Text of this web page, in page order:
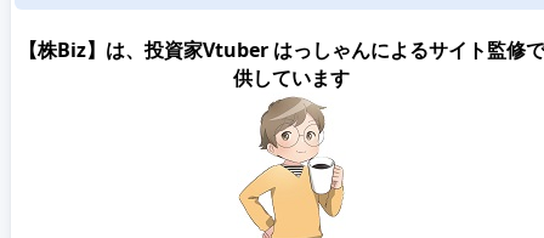
【株Biz】は、投資家Vtuber はっしゃんによるサイト監修
供しています